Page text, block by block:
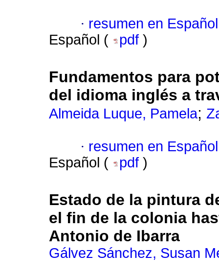
· resumen en Español
Español (
pdf )
Fundamentos para
del idioma inglés a
Almeida Luque, Pamela;
· resumen en Español
Español (
pdf )
Estado de la pintura
el fin de la colonia
Antonio de Ibarra
Gálvez Sánchez, Susan